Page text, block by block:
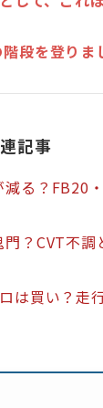
段を登りま
記事
る？FB20
？CVT不調
は買い？走